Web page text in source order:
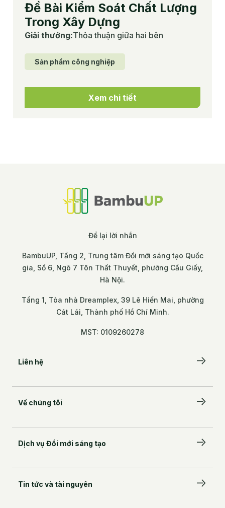
Đề Bài Kiểm Soát Chất Lượng
Trong Xây Dựng
Giải thưởng:Thỏa thuận giữa hai bên
Sản phẩm công nghiệp
Xem chi tiết
Để lại lời nhắn
BambuUP, Tầng 2, Trung tâm Đổi mới sáng tạo Quốc
gia, Số 6, Ngõ 7 Tôn Thất Thuyết, phường Cầu Giấy,
Hà Nội.
Tầng 1, Tòa nhà Dreamplex, 39 Lê Hiến Mai, phường
Cát Lái, Thành phố Hồ Chí Minh.
MST: 0109260278
Liên hệ
BambuUP, Tầng 2, Trung tâm Đổi mới sáng tạo
Cầu Giấy, Hà Nội.
Tầng 1, Tòa nhà Dreamplex, 39 Lê Hiến Mai,
phường Cát Lái, Thành phố Hồ Chí Minh.
Về chúng tôi
Đội ngũ kiến tạo
Dịch vụ Đổi mới sáng tạo
Innovation Providers
Tin tức và tài nguyên